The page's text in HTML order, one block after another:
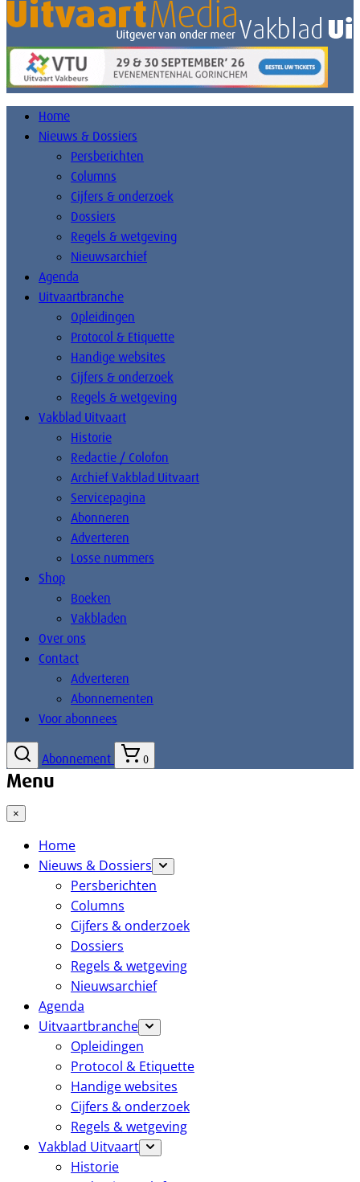
Home
Nieuws & Dossiers
Persberichten
Columns
Cijfers & onderzoek
Dossiers
Regels & wetgeving
Nieuwsarchief
Agenda
Uitvaartbranche
Opleidingen
Protocol & Etiquette
Handige websites
Cijfers & onderzoek
Regels & wetgeving
Vakblad Uitvaart
Historie
Redactie / Colofon
Archief Vakblad Uitvaart
Servicepagina
Abonneren
Adverteren
Losse nummers
Shop
Boeken
Vakbladen
Over ons
Contact
Adverteren
Abonnementen
Voor abonnees
Abonnement 0
Menu
×
Home
Nieuws & Dossiers
Persberichten
Columns
Cijfers & onderzoek
Dossiers
Regels & wetgeving
Nieuwsarchief
Agenda
Uitvaartbranche
Opleidingen
Protocol & Etiquette
Handige websites
Cijfers & onderzoek
Regels & wetgeving
Vakblad Uitvaart
Historie